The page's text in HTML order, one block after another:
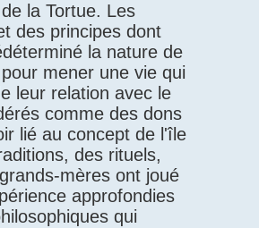
la Tortue. Les
des principes dont
la nature de
mener une vie qui
leur relation avec le
comme des dons
lié au concept de l'île
des rituels,
mères ont joué
approfondies
qui